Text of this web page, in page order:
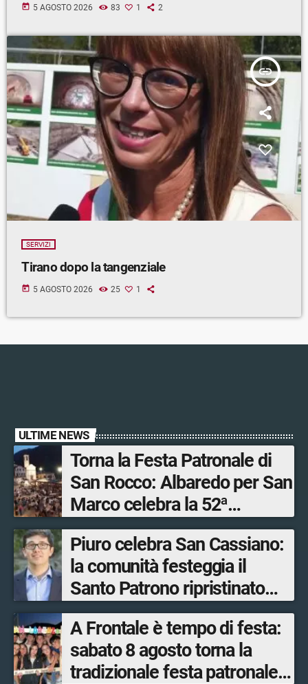
today 5 AGOSTO 2026 83 1 2
insert_link
SERVIZI
Tirano dopo la tangenziale
today 5 AGOSTO 2026 25 1
ULTIME NEWS
Torna la Festa Patronale di
San Rocco: Albaredo per San
Marco celebra la 52ª
edizione della sua
manifestazione più sentita
Piuro celebra San Cassiano:
la comunità festeggia il
Santo Patrono ripristinato
dopo quattro secoli
A Frontale è tempo di festa:
sabato 8 agosto torna la
tradizionale festa patronale